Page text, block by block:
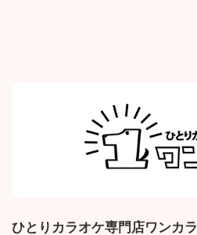
ひとりカラオケ専門店ワンカラ